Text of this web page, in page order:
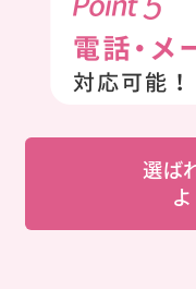
選ば